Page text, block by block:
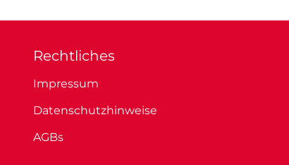
Rechtliches
Impressum
Datenschutzhinweise
AGBs